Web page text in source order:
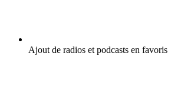
Ajout de radios et podcasts en favoris